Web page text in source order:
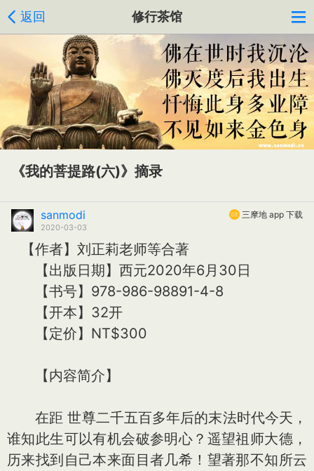
返回 修行茶馆
《我的菩提路(六)》摘录
三摩地 app 下载
sanmodi
2020-03-03
【作者】刘正莉老师等合著
【出版日期】西元2020年6月30日
【书号】978-986-98891-4-8
【开本】32开
【定价】NT$300
【内容简介】
在距 世尊二千五百多年后的末法时代今天，
谁知此生可以有机会破参明心？遥望祖师大德，
历来找到自己本来面目者几希！望著那不知所云